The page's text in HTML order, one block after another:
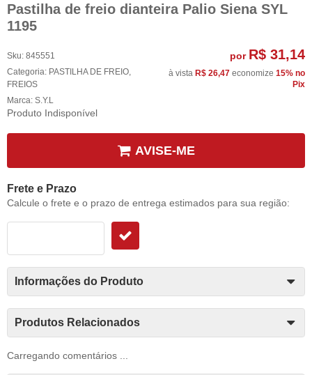
Pastilha de freio dianteira Palio Siena SYL
1195
Sku: 845551
Categoria: PASTILHA DE FREIO,
FREIOS
Marca: S.Y.L
Produto Indisponível
por R$ 31,14
à vista R$ 26,47 economize 15% no
Pix
AVISE-ME
Frete e Prazo
Calcule o frete e o prazo de entrega estimados para sua região:
Informações do Produto
Produtos Relacionados
Carregando comentários ...